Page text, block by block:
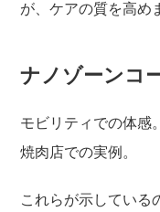
が、ケアの質を高め
ナノゾーンコ
モビリティでの体感。
焼肉店での実例。
これらが示している